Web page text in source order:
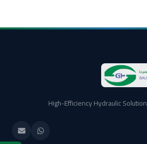
High-Efficiency Hydraulic